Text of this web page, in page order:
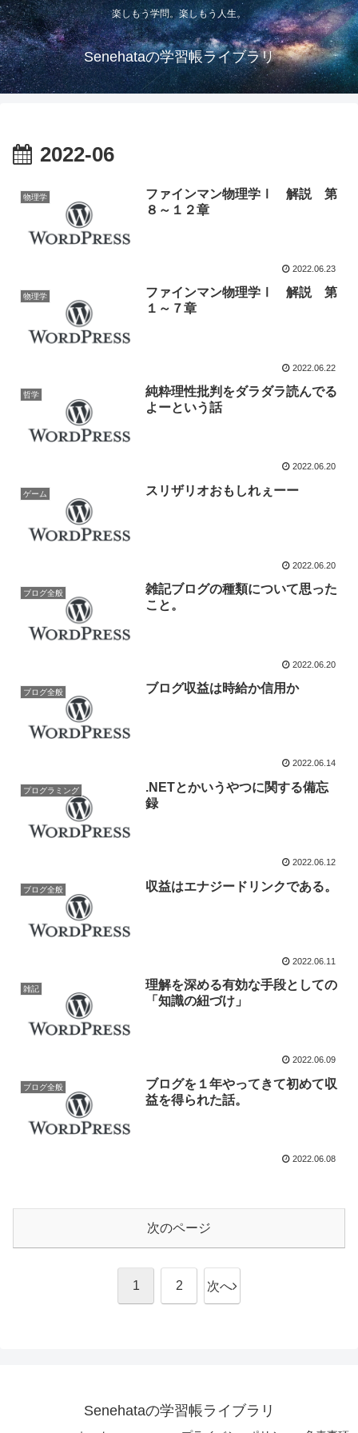
楽しもう学問。楽しもう人生。
Senehataの学習帳ライブラリ
2022-06
物理学
ファインマン物理学Ⅰ 解説 第
８～１２章
2022.06.23
物理学
ファインマン物理学Ⅰ 解説 第
１～７章
2022.06.22
哲学
純粋理性批判をダラダラ読んでる
よーという話
2022.06.20
ゲーム スリザリオおもしれぇーー
2022.06.20
ブログ全般
雑記ブログの種類について思った
こと。
2022.06.20
ブログ全般 ブログ収益は時給か信用か
2022.06.14
プログラミング
.NETとかいうやつに関する備忘
録
2022.06.12
ブログ全般 収益はエナジードリンクである。
2022.06.11
雑記
理解を深める有効な手段としての
「知識の紐づけ」
2022.06.09
ブログ全般
ブログを１年やってきて初めて収
益を得られた話。
2022.06.08
次のページ
1 2 次へ
Senehataの学習帳ライブラリ